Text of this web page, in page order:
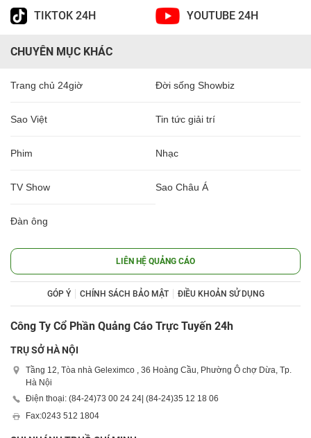
TIKTOK 24H YOUTUBE 24H
CHUYÊN MỤC KHÁC
Trang chủ 24giờ Đời sống Showbiz
Sao Việt Tin tức giải trí
Phim Nhạc
TV Show Sao Châu Á
Đàn ông
LIÊN HỆ QUẢNG CÁO
GÓP Ý CHÍNH SÁCH BẢO MẬT ĐIỀU KHOẢN SỬ DỤNG
Công Ty Cổ Phần Quảng Cáo Trực Tuyến 24h
TRỤ SỞ HÀ NỘI
Tầng 12, Tòa nhà Geleximco , 36 Hoàng Cầu, Phường Ô chợ Dừa, Tp.
Hà Nội
Điện thoại: (84-24)73 00 24 24| (84-24)35 12 18 06
Fax:0243 512 1804